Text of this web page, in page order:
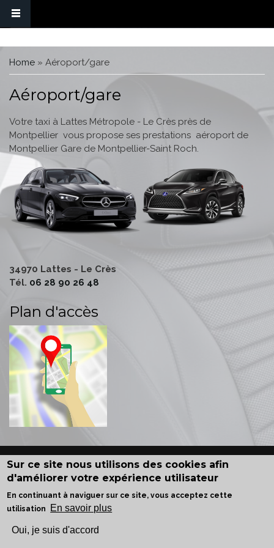
You are here
Home » Aéroport/gare
Aéroport/gare
Votre taxi à Lattes Métropole - Le Crès près de
Montpellier vous propose ses prestations aéroport de
Montpellier Gare de Montpellier-Saint Roch.
34970 Lattes - Le Crès
Tél. 06 28 90 26 48
Plan d'accès
Honoraires- Mentions légales- Le site du cabinet a été
réalisé parwww.bien-site.fr
Sur ce site nous utilisons des cookies afin
d'améliorer votre expérience utilisateur
En continuant à naviguer sur ce site, vous acceptez cette
utilisation
En savoir plus
Oui, je suis d'accord